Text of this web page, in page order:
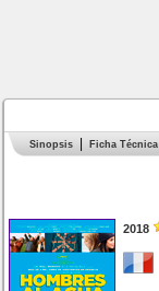
Sinopsis Ficha Técnica
2018